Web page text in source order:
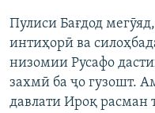
ҶаҳишОСИЁИ МАРКАЗӢ
ФАРҲАНГ
МЕҲМОНИ ОЗОДӢ
ВАРЗИШ
ҶАНГ ДАР УКРАИНА
НАЗАРИ МАРДУМ
БЛОГИСТОН
ОЗОДӢ ОНЛАЙН
ЧАНДРАСОНАӢ
ВИДЕО
РӮЙХАТҲО
Пулиси Бағдод
интиҳорӣ ва
низомии Русафо
захмӣ ба ҷо гузошт.
давлати Ироқ расман